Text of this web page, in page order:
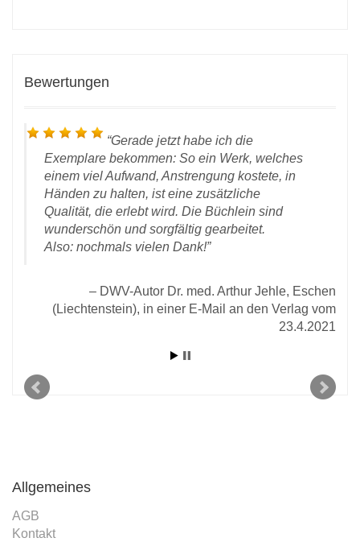
Bewertungen
Gerade jetzt habe ich die
Exemplare bekommen: So ein Werk, welches
einem viel Aufwand, Anstrengung kostete, in
Händen zu halten, ist eine zusätzliche
Qualität, die erlebt wird. Die Büchlein sind
wunderschön und sorgfältig gearbeitet.
Also: nochmals vielen Dank!
DWV-Autor Dr. med. Arthur Jehle, Eschen
(Liechtenstein), in einer E-Mail an den Verlag vom
23.4.2021
Allgemeines
AGB
Kontakt